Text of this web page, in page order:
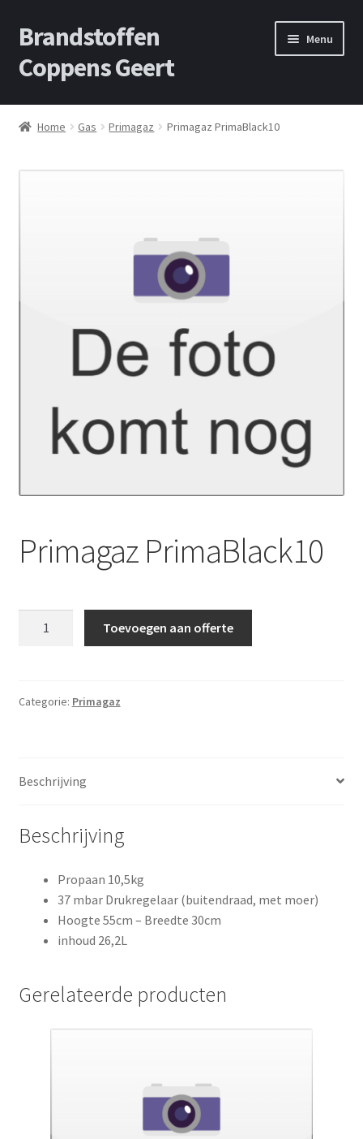
Skip
to
navigation
Skip
to
content
Brandstoffen
Coppens Geert
Menu
Home
Home Gas Primagaz Primagaz PrimaBlack10
Primagaz PrimaBlack10
Toevoegen aan offerte
Categorie: Primagaz
Beschrijving
Beschrijving
Propaan 10,5kg
37 mbar Drukregelaar (buitendraad, met moer)
Hoogte 55cm – Breedte 30cm
inhoud 26,2L
Gerelateerde producten